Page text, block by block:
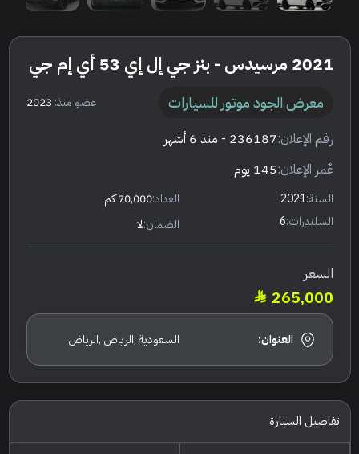
2021 مرسيدس - بنز جي إل إي 53 أي إم جي
معرض الجود موتور للسيارات عضو منذ: 2023
رقم الإعلان:236187 - منذ 6 أشهر
عٌمر الإعلان:145 يوم
السنة:2021 العداد:70,000 كم
السلندرات:6 الضمان:لا
السعر
265,000
العنوان: السعودية ,الرياض ,الرياض
تفاصيل السيارة